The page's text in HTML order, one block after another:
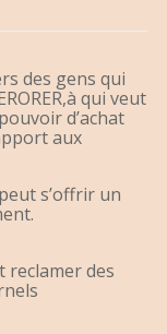
des gens qui
qui veut
d’achat
aux
s’offrir un
reclamer des